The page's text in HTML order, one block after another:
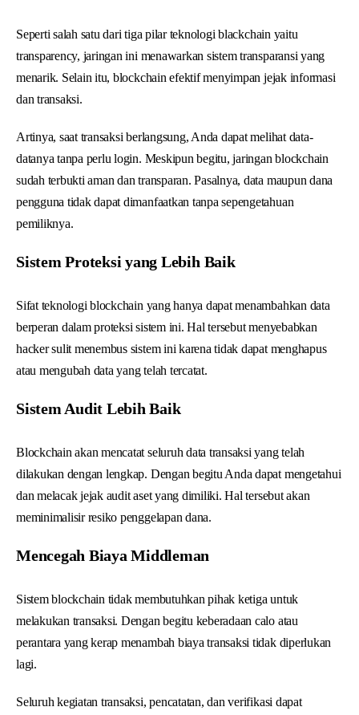
Seperti salah satu dari tiga pilar teknologi blackchain yaitu
transparency, jaringan ini menawarkan sistem transparansi yang
menarik. Selain itu, blockchain efektif menyimpan jejak informasi
dan transaksi.
Artinya, saat transaksi berlangsung, Anda dapat melihat data-
datanya tanpa perlu login. Meskipun begitu, jaringan blockchain
sudah terbukti aman dan transparan. Pasalnya, data maupun dana
pengguna tidak dapat dimanfaatkan tanpa sepengetahuan
pemiliknya.
Sistem Proteksi yang Lebih Baik
Sifat teknologi blockchain yang hanya dapat menambahkan data
berperan dalam proteksi sistem ini. Hal tersebut menyebabkan
hacker sulit menembus sistem ini karena tidak dapat menghapus
atau mengubah data yang telah tercatat.
Sistem Audit Lebih Baik
Blockchain akan mencatat seluruh data transaksi yang telah
dilakukan dengan lengkap. Dengan begitu Anda dapat mengetahui
dan melacak jejak audit aset yang dimiliki. Hal tersebut akan
meminimalisir resiko penggelapan dana.
Mencegah Biaya Middleman
Sistem blockchain tidak membutuhkan pihak ketiga untuk
melakukan transaksi. Dengan begitu keberadaan calo atau
perantara yang kerap menambah biaya transaksi tidak diperlukan
lagi.
Seluruh kegiatan transaksi, pencatatan, dan verifikasi dapat